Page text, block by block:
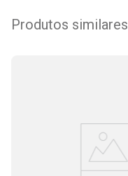
Produtos similares